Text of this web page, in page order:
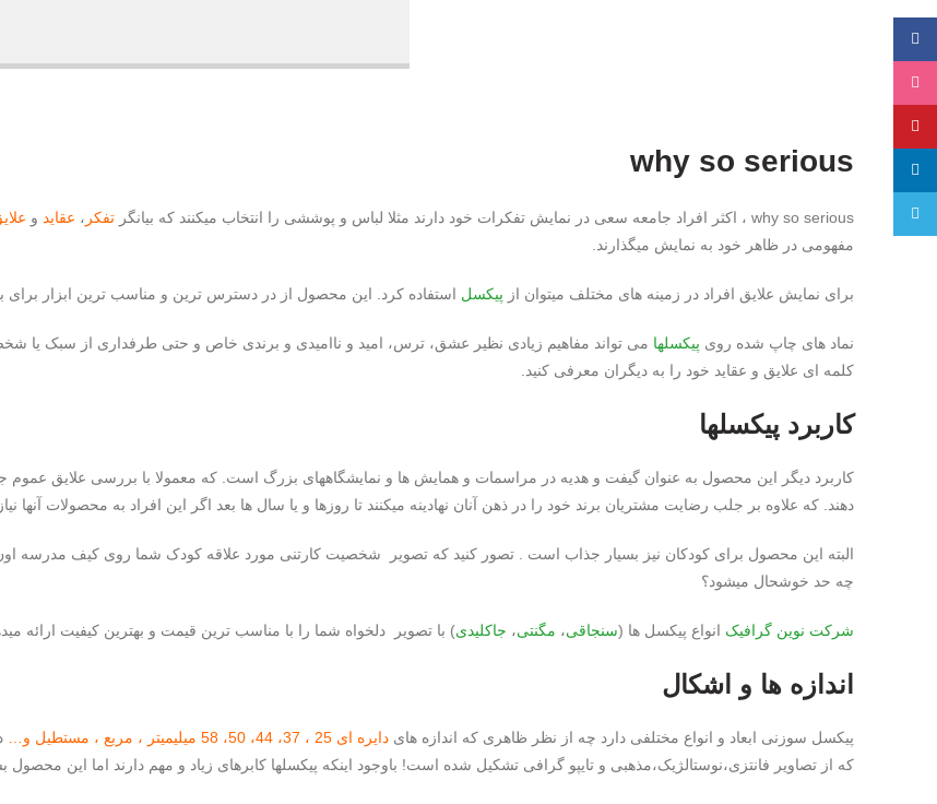
why so serious
why so serious ، اکثر افراد جامعه سعی در نمایش تفکرات خود دارند مثلا لباس و پوششی را انتخاب میکنند که بیانگر تفکر ، عقاید و
مفهومی در ظاهر خود به نمایش میگذارند.
برای نمایش علایق افراد در زمینه های مختلف میتوان از پیکسل استفاده کرد. این محصول از در دسترس ترین و مناسب ترین ابزار
نماد های چاپ شده روی پیکسلها می تواند مفاهیم زیادی نظیر عشق، ترس، امید و ناامیدی و برندی خاص و حتی طرفداری از سبک یا
کلمه ای علایق و عقاید خود را به دیگران معرفی کنید.
کاربرد پیکسلها
کاربرد دیگر این محصول به عنوان گیفت و هدیه در مراسمات و همایش ها و نمایشگاههای بزرگ است. که معمولا با بررسی علایق عموم
دهند. که علاوه بر جلب رضایت مشتریان برند خود را در ذهن آنان نهادینه میکنند تا روزها و یا سال ها بعد اگر این افراد به محصولات آنها
البته این محصول برای کودکان نیز بسیار جذاب است . تصور کنید که تصویر شخصیت کارتنی مورد علاقه کودک شما روی کیف مدرسه اون
چه حد خوشحال میشود؟
شرکت نوین گرافیک انواع پیکسل ها (سنجاقی، مگنتی، جاکلیدی) با تصویر دلخواه شما را با مناسب ترین قیمت و بهترین کیفیت ارائه
اندازه ها و اشکال
پیکسل سوزنی ابعاد و انواع مختلفی دارد چه از نظر ظاهری که اندازه های دایره ای 25 ، 37، 44، 50، 58 میلیمیتر ، مربع ، مستطیل و…
که از تصاویر فانتزی،نوستالژیک،مذهبی و تایپو گرافی تشکیل شده است! باوجود اینکه پیکسلها کابرهای زیاد و مهم دارند اما این
فیسبوک
اینستاگرام
پینترست
لینکدین
تلگرام